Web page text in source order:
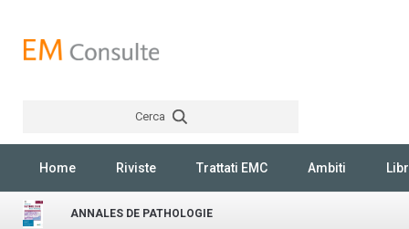
Cerca
Home Riviste Trattati EMC Ambiti
ANNALES DE PATHOLOGIE